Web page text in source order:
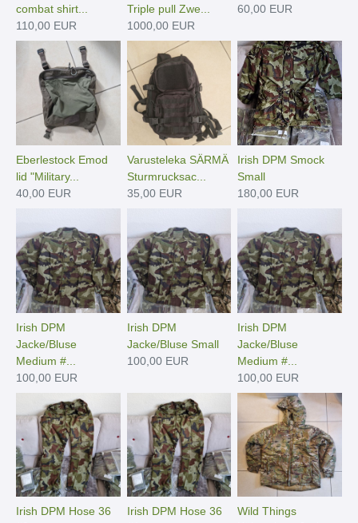
combat shirt...
110,00 EUR
Triple pull Zwe...
1000,00 EUR
60,00 EUR
Eberlestock Emod
lid "Military...
40,00 EUR
Varusteleka SÄRMÄ
Sturmrucksac...
35,00 EUR
Irish DPM Smock
Small
180,00 EUR
Irish DPM
Jacke/Bluse
Medium #...
100,00 EUR
Irish DPM
Jacke/Bluse Small
100,00 EUR
Irish DPM
Jacke/Bluse
Medium #...
100,00 EUR
Irish DPM Hose 36
Irish DPM Hose 36
Wild Things